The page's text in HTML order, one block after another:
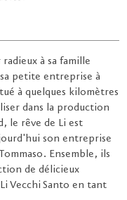
à sa famille
petite entreprise à
à quelques kilomètres
dans la production
le rêve de Li est
son entreprise
Ensemble, ils
de délicieux
Vecchi Santo en tant